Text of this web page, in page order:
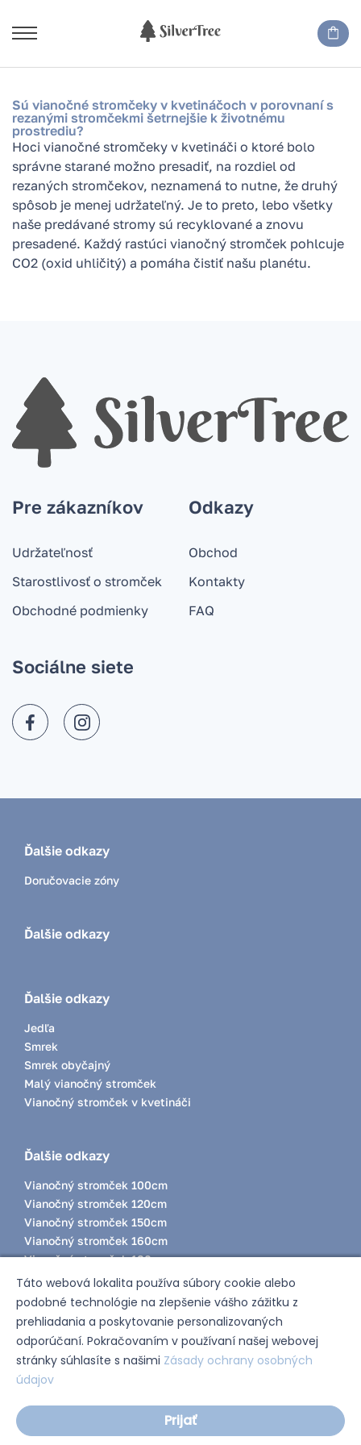
Sú vianočné stromčeky v kvetináčoch v porovnaní s
rezanými stromčekmi šetrnejšie k životnému
prostrediu?
Hoci vianočné stromčeky v kvetináči o ktoré bolo
správne starané možno presadiť, na rozdiel od
rezaných stromčekov, neznamená to nutne, že druhý
spôsob je menej udržateľný. Je to preto, lebo všetky
naše predávané stromy sú recyklované a znovu
presadené. Každý rastúci vianočný stromček pohlcuje
CO2 (oxid uhličitý) a pomáha čistiť našu planétu.
Pre zákazníkov
Udržateľnosť
Starostlivosť o stromček
Obchodné podmienky
Odkazy
Obchod
Kontakty
FAQ
Sociálne siete
Ďalšie odkazy
Doručovacie zóny
Ďalšie odkazy
Ďalšie odkazy
Jedľa
Smrek
Smrek obyčajný
Malý vianočný stromček
Vianočný stromček v kvetináči
Ďalšie odkazy
Vianočný stromček 100cm
Vianočný stromček 120cm
Vianočný stromček 150cm
Vianočný stromček 160cm
Vianočný stromček 180cm
Vianočný stromček 200cm
Vianocny stromcek 220cm
Zásady ochrany osobných údajov
Solution:ITBrolis
Táto webová lokalita používa súbory cookie alebo
podobné technológie na zlepšenie vášho zážitku z
prehliadania a poskytovanie personalizovaných
odporúčaní. Pokračovaním v používaní našej webovej
stránky súhlasíte s našimi Zásady ochrany osobných
údajov
Prijať